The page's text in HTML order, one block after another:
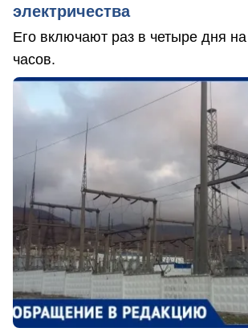
электричества
Его включают раз в четыре дня на
часов.